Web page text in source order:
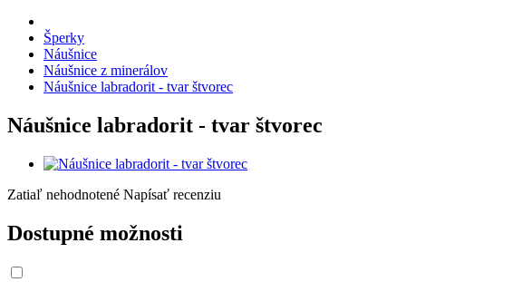
Šperky
Náušnice
Náušnice z minerálov
Náušnice labradorit - tvar štvorec
Náušnice labradorit - tvar štvorec
Zatiaľ nehodnotené Napísať recenziu
Dostupné možnosti